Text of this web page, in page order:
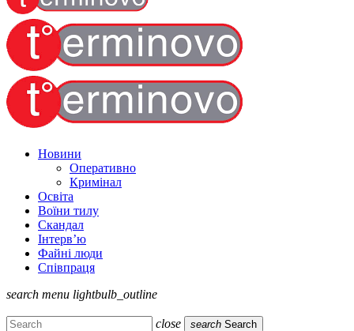
Новини
Оперативно
Кримінал
Освіта
Воїни тилу
Скандал
Інтерв’ю
Файні люди
Співпраця
search menu lightbulb_outline
close search Search